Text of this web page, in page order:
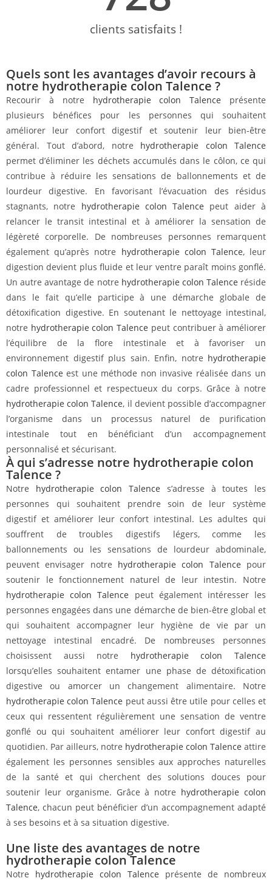
clients satisfaits !
Quels sont les avantages d’avoir recours à
notre hydrotherapie colon Talence ?
Recourir à notre hydrotherapie colon Talence présente
plusieurs bénéfices pour les personnes qui souhaitent
améliorer leur confort digestif et soutenir leur bien-être
général. Tout d’abord, notre hydrotherapie colon Talence
permet d’éliminer les déchets accumulés dans le côlon, ce qui
contribue à réduire les sensations de ballonnements et de
lourdeur digestive. En favorisant l’évacuation des résidus
stagnants, notre hydrotherapie colon Talence peut aider à
relancer le transit intestinal et à améliorer la sensation de
légèreté corporelle. De nombreuses personnes remarquent
également qu’après notre hydrotherapie colon Talence, leur
digestion devient plus fluide et leur ventre paraît moins gonflé.
Un autre avantage de notre hydrotherapie colon Talence réside
dans le fait qu’elle participe à une démarche globale de
détoxification digestive. En soutenant le nettoyage intestinal,
notre hydrotherapie colon Talence peut contribuer à améliorer
l’équilibre de la flore intestinale et à favoriser un
environnement digestif plus sain. Enfin, notre hydrotherapie
colon Talence est une méthode non invasive réalisée dans un
cadre professionnel et respectueux du corps. Grâce à notre
hydrotherapie colon Talence, il devient possible d’accompagner
l’organisme dans un processus naturel de purification
intestinale tout en bénéficiant d’un accompagnement
personnalisé et sécurisant.
À qui s’adresse notre hydrotherapie colon
Talence ?
Notre hydrotherapie colon Talence s’adresse à toutes les
personnes qui souhaitent prendre soin de leur système
digestif et améliorer leur confort intestinal. Les adultes qui
souffrent de troubles digestifs légers, comme les
ballonnements ou les sensations de lourdeur abdominale,
peuvent envisager notre hydrotherapie colon Talence pour
soutenir le fonctionnement naturel de leur intestin. Notre
hydrotherapie colon Talence peut également intéresser les
personnes engagées dans une démarche de bien-être global et
qui souhaitent accompagner leur hygiène de vie par un
nettoyage intestinal encadré. De nombreuses personnes
choisissent aussi notre hydrotherapie colon Talence
lorsqu’elles souhaitent entamer une phase de détoxification
digestive ou amorcer un changement alimentaire. Notre
hydrotherapie colon Talence peut aussi être utile pour celles et
ceux qui ressentent régulièrement une sensation de ventre
gonflé ou qui souhaitent améliorer leur confort digestif au
quotidien. Par ailleurs, notre hydrotherapie colon Talence attire
également les personnes sensibles aux approches naturelles
de la santé et qui cherchent des solutions douces pour
soutenir leur organisme. Grâce à notre hydrotherapie colon
Talence, chacun peut bénéficier d’un accompagnement adapté
à ses besoins et à sa situation digestive.
Une liste des avantages de notre
hydrotherapie colon Talence
Notre hydrotherapie colon Talence présente de nombreux